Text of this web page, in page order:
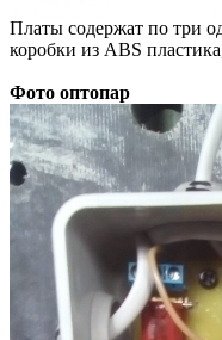
Платы содержат по три
коробки из ABS
Фото оптопар